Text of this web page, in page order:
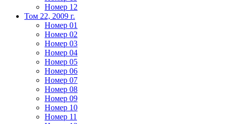
Номер 12
Том 22, 2009 г.
Номер 01
Номер 02
Номер 03
Номер 04
Номер 05
Номер 06
Номер 07
Номер 08
Номер 09
Номер 10
Номер 11